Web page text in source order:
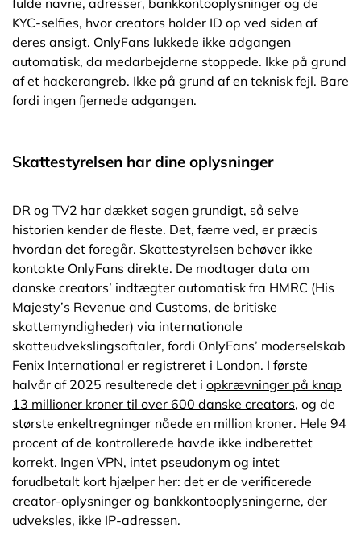
KYC-selfies, hvor creators holder ID op ved siden af
deres ansigt. OnlyFans lukkede ikke adgangen
automatisk, da medarbejderne stoppede. Ikke på grund
af et hackerangreb. Ikke på grund af en teknisk fejl. Bare
fordi ingen fjernede adgangen.
Skattestyrelsen har dine oplysninger
DRog TV2 har dækket sagen grundigt, så selve
historien kender de fleste. Det, færre ved, er præcis
hvordan det foregår. Skattestyrelsen behøver ikke
kontakte OnlyFans direkte. De modtager data om
danske creators’ indtægter automatisk fra HMRC (His
Majesty’s Revenue and Customs, de britiske
skattemyndigheder) via internationale
skatteudvekslingsaftaler, fordi OnlyFans’ moderselskab
Fenix International er registreret i London. I første
halvår af 2025 resulterede det i opkrævninger på knap
13 millioner kroner til over 600 danske creators, og de
største enkeltregninger nåede en million kroner. Hele 94
procent af de kontrollerede havde ikke indberettet
korrekt. Ingen VPN, intet pseudonym og intet
forudbetalt kort hjælper her: det er de verificerede
creator-oplysninger og bankkontooplysningerne, der
udveksles, ikke IP-adressen.